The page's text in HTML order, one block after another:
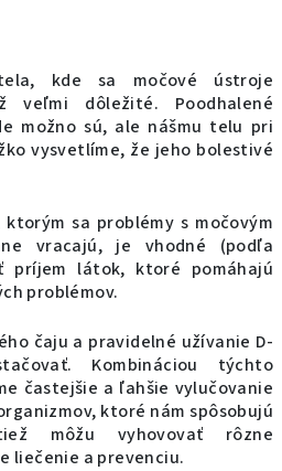
kde sa močové ústroje
veľmi dôležité. Poodhalené
možno sú, ale nášmu telu pri
vysvetlíme, že jeho bolestivé
sa problémy s močovým
vracajú, je vhodné (podľa
príjem látok, ktoré pomáhajú
problémov.
čaju a pravidelné užívanie D-
Kombináciou týchto
častejšie a ľahšie vylučovanie
ktoré nám spôsobujú
môžu vyhovovať rôzne
liečenie a prevenciu.